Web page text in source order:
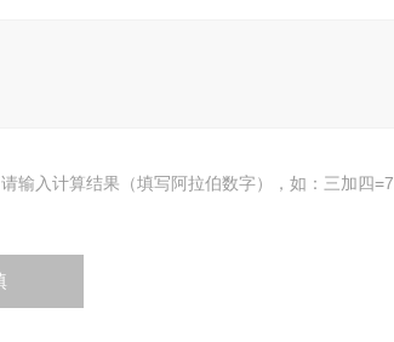
请输入计算结果（填写阿拉伯数字），如：三加四=7